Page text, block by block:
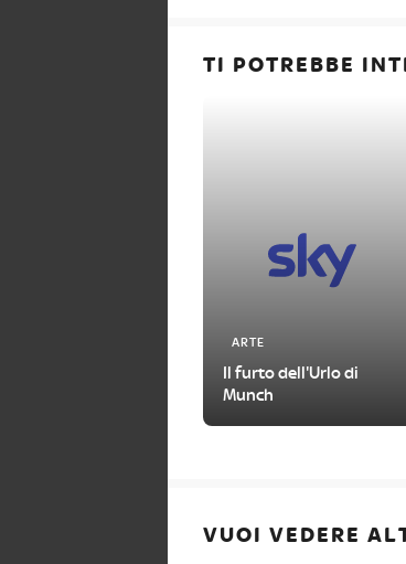
TI POTREBBE
ARTE
Il furto dell'Urlo di
Munch
VUOI VEDERE